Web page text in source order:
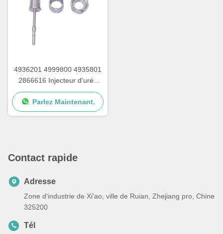
4936201 4999800 4935801
2866616 Injecteur d'urée
avec écrous pour pompe à
urée Cummins
Parlez Maintenant.
Contact rapide
Adresse
Zone d'industrie de Xi'ao, ville de Ruian, Zhejiang pro, Chine
325200
Tél